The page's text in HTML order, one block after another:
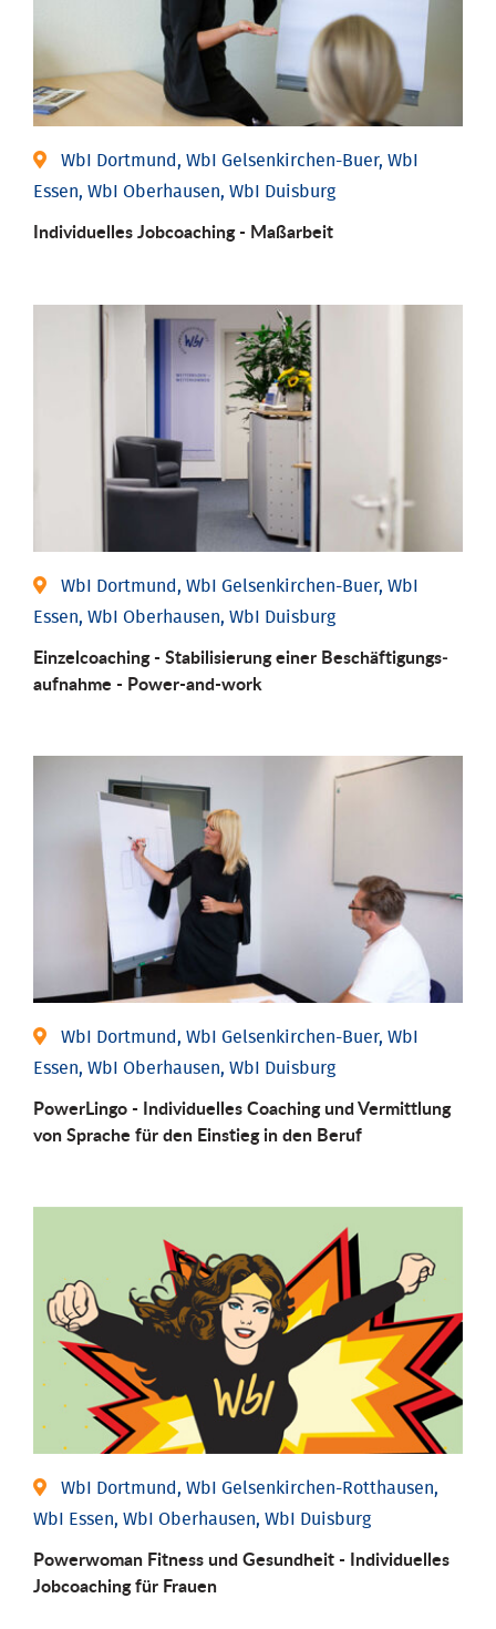
WbI Dortmund, WbI Gelsenkirchen-Buer, WbI
Essen, WbI Oberhausen, WbI Duisburg
Individu­elles Job­coaching - Maßarbeit
WbI Dortmund, WbI Gelsenkirchen-Buer, WbI
Essen, WbI Oberhausen, WbI Duisburg
Einzel­coaching - Stabili­sierung einer Be­schäftigungs­
aufnahme - Power-and-work
WbI Dortmund, WbI Gelsenkirchen-Buer, WbI
Essen, WbI Oberhausen, WbI Duisburg
PowerLingo - Individuelles Coaching und Vermittlung
von Sprache für den Einstieg in den Beruf
WbI Dortmund, WbI Gelsenkirchen-Rotthausen,
WbI Essen, WbI Oberhausen, WbI Duisburg
Powerwoman Fitness und Gesund­heit - Individu­elles
Job­coaching für Frauen